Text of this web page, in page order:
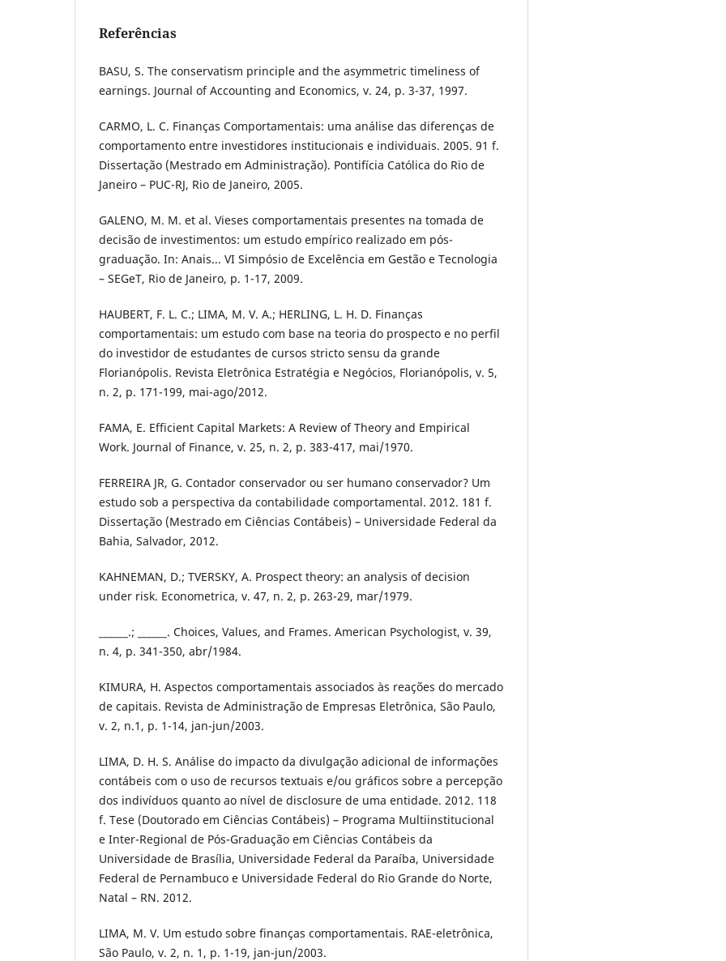
Referências
BASU, S. The conservatism principle and the asymmetric timeliness of
earnings. Journal of Accounting and Economics, v. 24, p. 3-37, 1997.
CARMO, L. C. Finanças Comportamentais: uma análise das diferenças de
comportamento entre investidores institucionais e individuais. 2005. 91 f.
Dissertação (Mestrado em Administração). Pontifícia Católica do Rio de
Janeiro – PUC-RJ, Rio de Janeiro, 2005.
GALENO, M. M. et al. Vieses comportamentais presentes na tomada de
decisão de investimentos: um estudo empírico realizado em pós-
graduação. In: Anais... VI Simpósio de Excelência em Gestão e Tecnologia
– SEGeT, Rio de Janeiro, p. 1-17, 2009.
HAUBERT, F. L. C.; LIMA, M. V. A.; HERLING, L. H. D. Finanças
comportamentais: um estudo com base na teoria do prospecto e no perfil
do investidor de estudantes de cursos stricto sensu da grande
Florianópolis. Revista Eletrônica Estratégia e Negócios, Florianópolis, v. 5,
n. 2, p. 171-199, mai-ago/2012.
FAMA, E. Efficient Capital Markets: A Review of Theory and Empirical
Work. Journal of Finance, v. 25, n. 2, p. 383-417, mai/1970.
FERREIRA JR, G. Contador conservador ou ser humano conservador? Um
estudo sob a perspectiva da contabilidade comportamental. 2012. 181 f.
Dissertação (Mestrado em Ciências Contábeis) – Universidade Federal da
Bahia, Salvador, 2012.
KAHNEMAN, D.; TVERSKY, A. Prospect theory: an analysis of decision
under risk. Econometrica, v. 47, n. 2, p. 263-29, mar/1979.
______.; ______. Choices, Values, and Frames. American Psychologist, v. 39,
n. 4, p. 341-350, abr/1984.
KIMURA, H. Aspectos comportamentais associados às reações do mercado
de capitais. Revista de Administração de Empresas Eletrônica, São Paulo,
v. 2, n.1, p. 1-14, jan-jun/2003.
LIMA, D. H. S. Análise do impacto da divulgação adicional de informações
contábeis com o uso de recursos textuais e/ou gráficos sobre a percepção
dos indivíduos quanto ao nível de disclosure de uma entidade. 2012. 118
f. Tese (Doutorado em Ciências Contábeis) – Programa Multiinstitucional
e Inter-Regional de Pós-Graduação em Ciências Contábeis da
Universidade de Brasília, Universidade Federal da Paraíba, Universidade
Federal de Pernambuco e Universidade Federal do Rio Grande do Norte,
Natal – RN. 2012.
LIMA, M. V. Um estudo sobre finanças comportamentais. RAE-eletrônica,
São Paulo, v. 2, n. 1, p. 1-19, jan-jun/2003.